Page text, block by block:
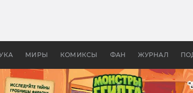
МИРЫ КОМИКСЫ ФАН ЖУРНАЛ
в России —
бы